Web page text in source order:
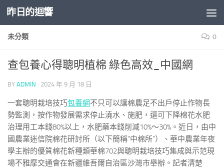
Skip to content
昨日的迴響
未分類 0
查包養心得聰明植棉 綠色高效_中國網
BY ADMIN · 2024 年 9 月 18 日
一套聰明栽培技巧包養網不只可以讓棉農足不出戶停止作物長
勢監測，按作物發展需求停止澆水、施肥，還可下降棉花水肥
治理用工本錢80%以上，水肥藥本錢削減10%～30%。近日，由中
國農業迷信院棉花研討所（以下簡稱“中棉所”）、華中農業年夜
學主辦的優質棉花新種類華棉702與聰明栽培技巧集成與示范現
場不雅摩交通會在新疆維吾爾自治區沙灣市舉辦。記者清楚